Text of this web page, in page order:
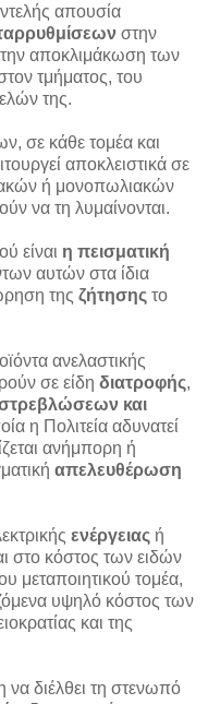
απουσία
στην
την αποκλιμάκωση των
τμήματος, του
της.
σε κάθε τομέα και
αποκλειστικά σε
ή μονοπωλιακών
να τη λυμαίνονται.
είναι η πεισματική
αυτών στα ίδια
της ζήτησης το
ανελαστικής
σε είδη διατροφής,
και
η Πολιτεία αδυνατεί
ανήμπορη ή
απελευθέρωση
ενέργειας ή
στο κόστος των ειδών
μεταποιητικού τομέα,
υψηλό κόστος των
και της
διέλθει τη στενωπό